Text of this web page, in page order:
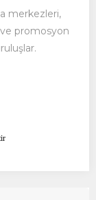
merkezleri,
promosyon